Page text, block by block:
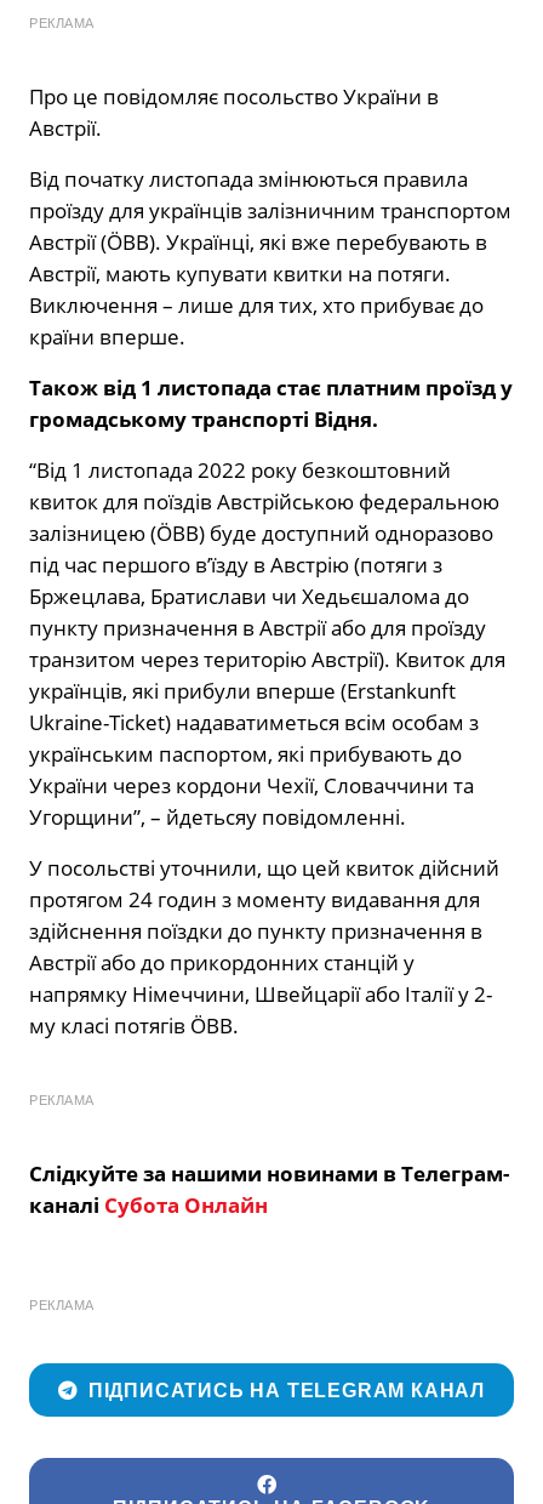
РЕКЛАМА
Про це повідомляє посольство України в
Австрії.
Від початку листопада змінюються правила
проїзду для українців залізничним транспортом
Австрії (ÖBB). Українці, які вже перебувають в
Австрії, мають купувати квитки на потяги.
Виключення – лише для тих, хто прибуває до
країни вперше.
Також від 1 листопада стає платним проїзд у
громадському транспорті Відня.
“Від 1 листопада 2022 року безкоштовний
квиток для поїздів Австрійською федеральною
залізницею (ÖBB) буде доступний одноразово
під час першого в’їзду в Австрію (потяги з
Бржецлава, Братислави чи Хедьєшалома до
пункту призначення в Австрії або для проїзду
транзитом через територію Австрії). Квиток для
українців, які прибули вперше (Erstankunft
Ukraine-Ticket) надаватиметься всім особам з
українським паспортом, які прибувають до
України через кордони Чехії, Словаччини та
Угорщини”, – йдетьсяу повідомленні.
У посольстві уточнили, що цей квиток дійсний
протягом 24 годин з моменту видавання для
здійснення поїздки до пункту призначення в
Австрії або до прикордонних станцій у
напрямку Німеччини, Швейцарії або Італії у 2-
му класі потягів ÖBB.
РЕКЛАМА
Слідкуйте за нашими новинами в Телеграм-
каналі Субота Онлайн
РЕКЛАМА
ПІДПИСАТИСЬ НА TELEGRAM КАНАЛ